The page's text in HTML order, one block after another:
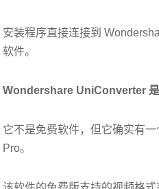
安装程序直接连接到
软件。
Wondershare UniConverter 是
它不是免费软件，但它确实有
Pro。